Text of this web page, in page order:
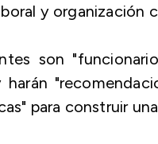
y organización
son
para construir